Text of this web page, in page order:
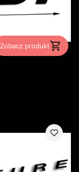
Zobacz produkt